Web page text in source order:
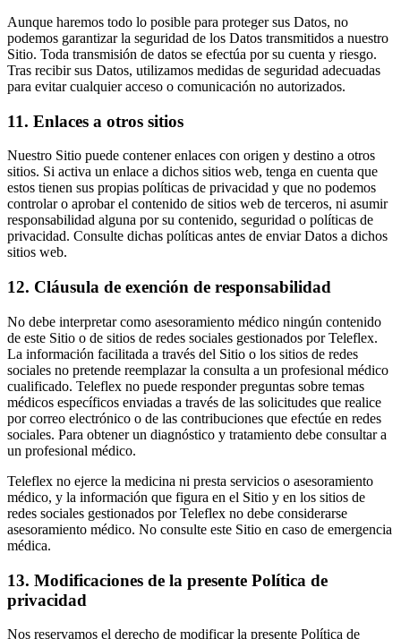
Aunque haremos todo lo posible para proteger sus Datos, no
podemos garantizar la seguridad de los Datos transmitidos a nuestro
Sitio. Toda transmisión de datos se efectúa por su cuenta y riesgo.
Tras recibir sus Datos, utilizamos medidas de seguridad adecuadas
para evitar cualquier acceso o comunicación no autorizados.
11. Enlaces a otros sitios
Nuestro Sitio puede contener enlaces con origen y destino a otros
sitios. Si activa un enlace a dichos sitios web, tenga en cuenta que
estos tienen sus propias políticas de privacidad y que no podemos
controlar o aprobar el contenido de sitios web de terceros, ni asumir
responsabilidad alguna por su contenido, seguridad o políticas de
privacidad. Consulte dichas políticas antes de enviar Datos a dichos
sitios web.
12. Cláusula de exención de responsabilidad
No debe interpretar como asesoramiento médico ningún contenido
de este Sitio o de sitios de redes sociales gestionados por Teleflex.
La información facilitada a través del Sitio o los sitios de redes
sociales no pretende reemplazar la consulta a un profesional médico
cualificado. Teleflex no puede responder preguntas sobre temas
médicos específicos enviadas a través de las solicitudes que realice
por correo electrónico o de las contribuciones que efectúe en redes
sociales. Para obtener un diagnóstico y tratamiento debe consultar a
un profesional médico.
Teleflex no ejerce la medicina ni presta servicios o asesoramiento
médico, y la información que figura en el Sitio y en los sitios de
redes sociales gestionados por Teleflex no debe considerarse
asesoramiento médico. No consulte este Sitio en caso de emergencia
médica.
13. Modificaciones de la presente Política de
privacidad
Nos reservamos el derecho de modificar la presente Política de